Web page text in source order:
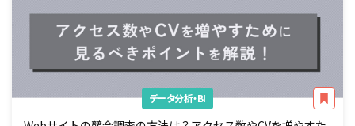
データ分析・BI